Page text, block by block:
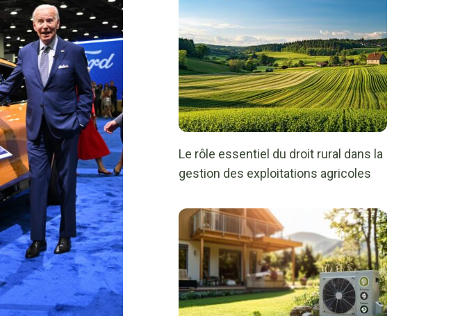
Le rôle essentiel du droit rural dans la
gestion des exploitations agricoles